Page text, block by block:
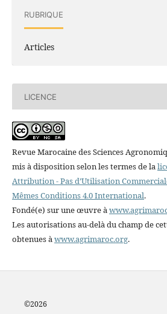
RUBRIQUE
Articles
LICENCE
Revue Marocaine des Sciences
mis à disposition selon les termes de la
Attribution - Pas d’Utilisation
Mêmes Conditions 4.0 International.
Fondé(e) sur une œuvre à
Les autorisations au-delà du champ de
obtenues àwww.agrimaroc.org.
©2026